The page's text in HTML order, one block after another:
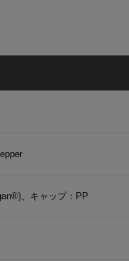
、キャップ：PP